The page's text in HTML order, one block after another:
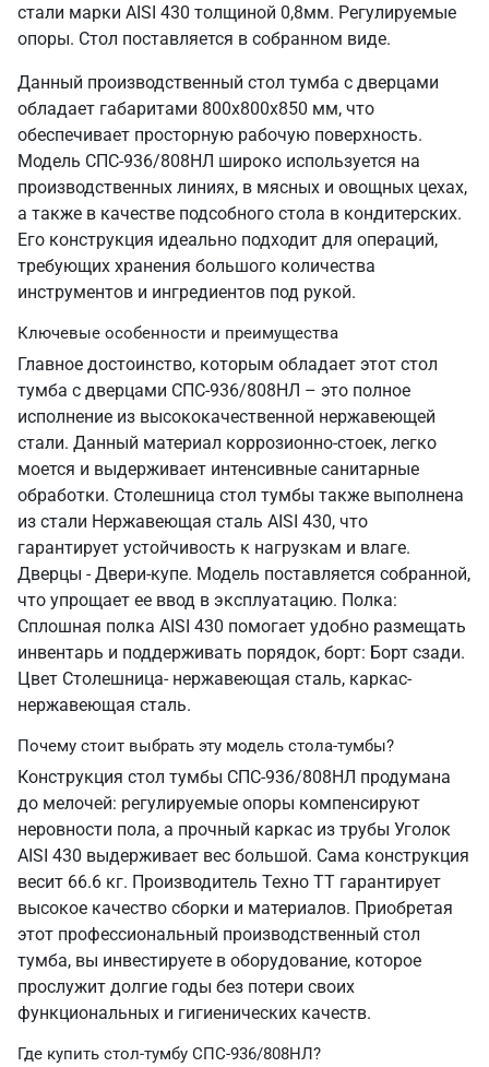
стали марки AISI 430 толщиной 0,8мм. Регулируемые
опоры. Стол поставляется в собранном виде.
Данный производственный стол тумба с дверцами
обладает габаритами 800х800х850 мм, что
обеспечивает просторную рабочую поверхность.
Модель СПС-936/808НЛ широко используется на
производственных линиях, в мясных и овощных цехах,
а также в качестве подсобного стола в кондитерских.
Его конструкция идеально подходит для операций,
требующих хранения большого количества
инструментов и ингредиентов под рукой.
Ключевые особенности и преимущества
Главное достоинство, которым обладает этот стол
тумба с дверцами СПС-936/808НЛ – это полное
исполнение из высококачественной нержавеющей
стали. Данный материал коррозионно-стоек, легко
моется и выдерживает интенсивные санитарные
обработки. Столешница стол тумбы также выполнена
из стали Нержавеющая сталь AISI 430, что
гарантирует устойчивость к нагрузкам и влаге.
Дверцы - Двери-купе. Модель поставляется собранной,
что упрощает ее ввод в эксплуатацию. Полка:
Сплошная полка AISI 430 помогает удобно размещать
инвентарь и поддерживать порядок, борт: Борт сзади.
Цвет Столешница- нержавеющая сталь, каркас-
нержавеющая сталь.
Почему стоит выбрать эту модель стола-тумбы?
Конструкция стол тумбы СПС-936/808НЛ продумана
до мелочей: регулируемые опоры компенсируют
неровности пола, а прочный каркас из трубы Уголок
AISI 430 выдерживает вес большой. Сама конструкция
весит 66.6 кг. Производитель Техно ТТ гарантирует
высокое качество сборки и материалов. Приобретая
этот профессиональный производственный стол
тумба, вы инвестируете в оборудование, которое
прослужит долгие годы без потери своих
функциональных и гигиенических качеств.
Где купить стол-тумбу СПС-936/808НЛ?